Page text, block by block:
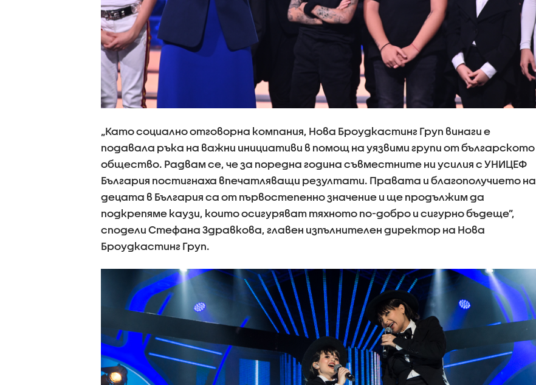
„Като социално отговорна компания, Нова Броудкастинг Груп винаги е
подавала ръка на важни инициативи в помощ на уязвими групи от българското
общество. Радвам се, че за поредна година съвместните ни усилия с УНИЦЕФ
България постигнаха впечатляващи резултати. Правата и благополучието на
децата в България са от първостепенно значение и ще продължим да
подкрепяме каузи, които осигуряват тяхното по-добро и сигурно бъдеще”,
сподели Стефана Здравкова, главен изпълнителен директор на Нова
Броудкастинг Груп.